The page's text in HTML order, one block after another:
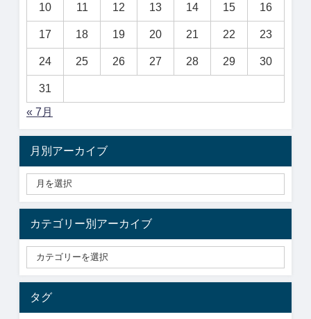
10 11 12 13 14 15 16
17 18 19 20 21 22 23
24 25 26 27 28 29 30
31
« 7月
月別アーカイブ
カテゴリー別アーカイブ
タグ